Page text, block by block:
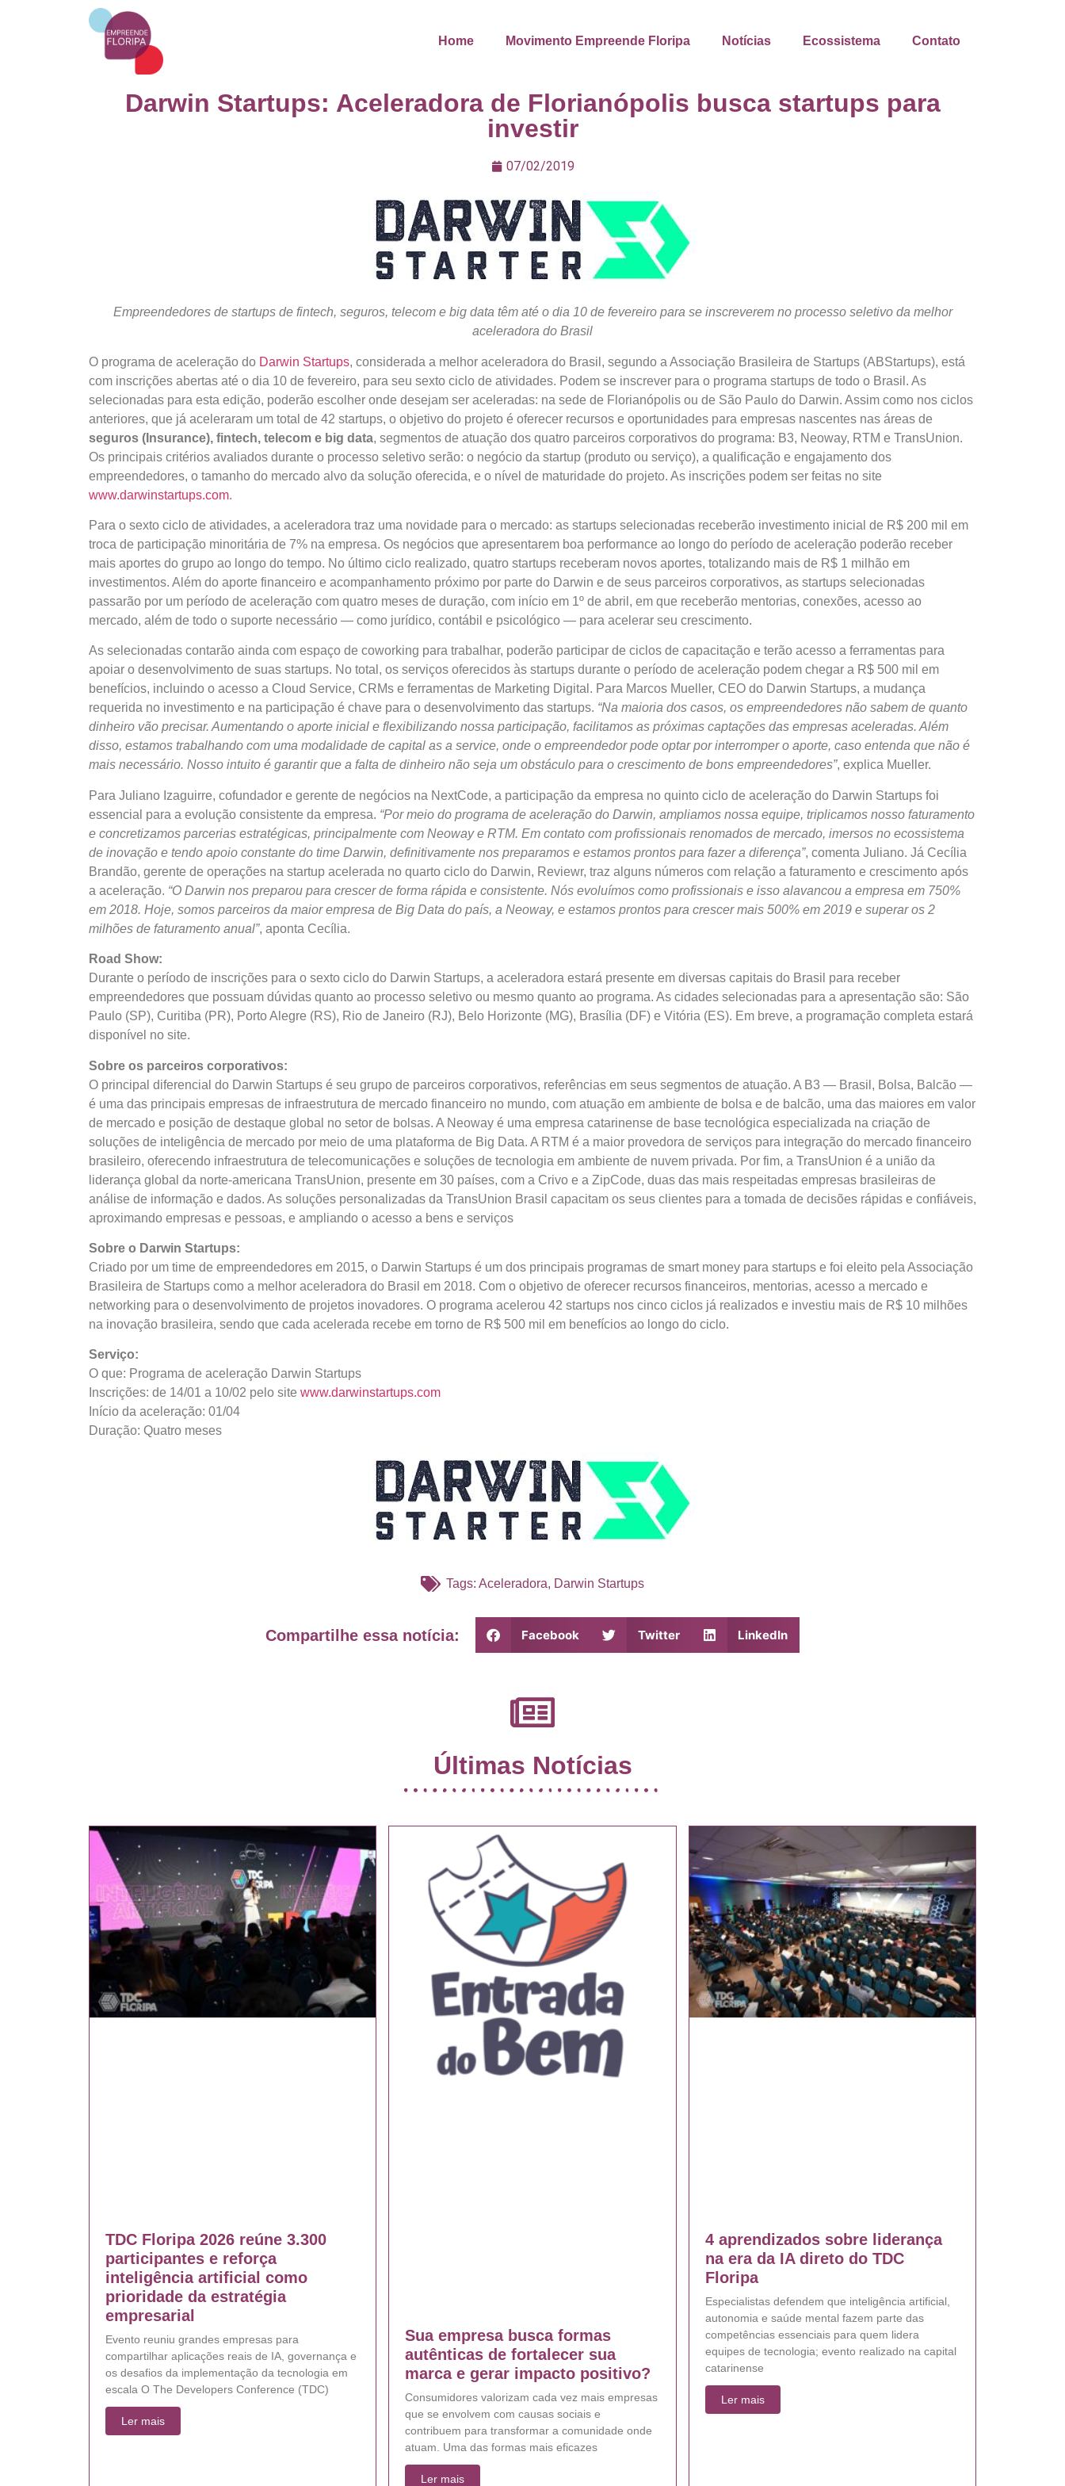
Home Movimento Empreende Floripa Notícias Ecossistema Contato
Darwin Startups: Aceleradora de Florianópolis busca startups para
investir
07/02/2019
Empreendedores de startups de fintech, seguros, telecom e big data têm até o dia 10 de fevereiro para se inscreverem no processo seletivo da melhor
aceleradora do Brasil
O programa de aceleração do Darwin Startups, considerada a melhor aceleradora do Brasil, segundo a Associação Brasileira de Startups (ABStartups), está
com inscrições abertas até o dia 10 de fevereiro, para seu sexto ciclo de atividades. Podem se inscrever para o programa startups de todo o Brasil. As
selecionadas para esta edição, poderão escolher onde desejam ser aceleradas: na sede de Florianópolis ou de São Paulo do Darwin. Assim como nos ciclos
anteriores, que já aceleraram um total de 42 startups, o objetivo do projeto é oferecer recursos e oportunidades para empresas nascentes nas áreas de
seguros (Insurance), fintech, telecom e big data, segmentos de atuação dos quatro parceiros corporativos do programa: B3, Neoway, RTM e TransUnion.
Os principais critérios avaliados durante o processo seletivo serão: o negócio da startup (produto ou serviço), a qualificação e engajamento dos
empreendedores, o tamanho do mercado alvo da solução oferecida, e o nível de maturidade do projeto. As inscrições podem ser feitas no site
www.darwinstartups.com.
Para o sexto ciclo de atividades, a aceleradora traz uma novidade para o mercado: as startups selecionadas receberão investimento inicial de R$ 200 mil em
troca de participação minoritária de 7% na empresa. Os negócios que apresentarem boa performance ao longo do período de aceleração poderão receber
mais aportes do grupo ao longo do tempo. No último ciclo realizado, quatro startups receberam novos aportes, totalizando mais de R$ 1 milhão em
investimentos. Além do aporte financeiro e acompanhamento próximo por parte do Darwin e de seus parceiros corporativos, as startups selecionadas
passarão por um período de aceleração com quatro meses de duração, com início em 1º de abril, em que receberão mentorias, conexões, acesso ao
mercado, além de todo o suporte necessário — como jurídico, contábil e psicológico — para acelerar seu crescimento.
As selecionadas contarão ainda com espaço de coworking para trabalhar, poderão participar de ciclos de capacitação e terão acesso a ferramentas para
apoiar o desenvolvimento de suas startups. No total, os serviços oferecidos às startups durante o período de aceleração podem chegar a R$ 500 mil em
benefícios, incluindo o acesso a Cloud Service, CRMs e ferramentas de Marketing Digital. Para Marcos Mueller, CEO do Darwin Startups, a mudança
requerida no investimento e na participação é chave para o desenvolvimento das startups. “Na maioria dos casos, os empreendedores não sabem de quanto
dinheiro vão precisar. Aumentando o aporte inicial e flexibilizando nossa participação, facilitamos as próximas captações das empresas aceleradas. Além
disso, estamos trabalhando com uma modalidade de capital as a service, onde o empreendedor pode optar por interromper o aporte, caso entenda que não é
mais necessário. Nosso intuito é garantir que a falta de dinheiro não seja um obstáculo para o crescimento de bons empreendedores”, explica Mueller.
Para Juliano Izaguirre, cofundador e gerente de negócios na NextCode, a participação da empresa no quinto ciclo de aceleração do Darwin Startups foi
essencial para a evolução consistente da empresa. “Por meio do programa de aceleração do Darwin, ampliamos nossa equipe, triplicamos nosso faturamento
e concretizamos parcerias estratégicas, principalmente com Neoway e RTM. Em contato com profissionais renomados de mercado, imersos no ecossistema
de inovação e tendo apoio constante do time Darwin, definitivamente nos preparamos e estamos prontos para fazer a diferença”, comenta Juliano. Já Cecília
Brandão, gerente de operações na startup acelerada no quarto ciclo do Darwin, Reviewr, traz alguns números com relação a faturamento e crescimento após
a aceleração. “O Darwin nos preparou para crescer de forma rápida e consistente. Nós evoluímos como profissionais e isso alavancou a empresa em 750%
em 2018. Hoje, somos parceiros da maior empresa de Big Data do país, a Neoway, e estamos prontos para crescer mais 500% em 2019 e superar os 2
milhões de faturamento anual”, aponta Cecília.
Road Show:
Durante o período de inscrições para o sexto ciclo do Darwin Startups, a aceleradora estará presente em diversas capitais do Brasil para receber
empreendedores que possuam dúvidas quanto ao processo seletivo ou mesmo quanto ao programa. As cidades selecionadas para a apresentação são: São
Paulo (SP), Curitiba (PR), Porto Alegre (RS), Rio de Janeiro (RJ), Belo Horizonte (MG), Brasília (DF) e Vitória (ES). Em breve, a programação completa estará
disponível no site.
Sobre os parceiros corporativos:
O principal diferencial do Darwin Startups é seu grupo de parceiros corporativos, referências em seus segmentos de atuação. A B3 — Brasil, Bolsa, Balcão —
é uma das principais empresas de infraestrutura de mercado financeiro no mundo, com atuação em ambiente de bolsa e de balcão, uma das maiores em valor
de mercado e posição de destaque global no setor de bolsas. A Neoway é uma empresa catarinense de base tecnológica especializada na criação de
soluções de inteligência de mercado por meio de uma plataforma de Big Data. A RTM é a maior provedora de serviços para integração do mercado financeiro
brasileiro, oferecendo infraestrutura de telecomunicações e soluções de tecnologia em ambiente de nuvem privada. Por fim, a TransUnion é a união da
liderança global da norte-americana TransUnion, presente em 30 países, com a Crivo e a ZipCode, duas das mais respeitadas empresas brasileiras de
análise de informação e dados. As soluções personalizadas da TransUnion Brasil capacitam os seus clientes para a tomada de decisões rápidas e confiáveis,
aproximando empresas e pessoas, e ampliando o acesso a bens e serviços
Sobre o Darwin Startups:
Criado por um time de empreendedores em 2015, o Darwin Startups é um dos principais programas de smart money para startups e foi eleito pela Associação
Brasileira de Startups como a melhor aceleradora do Brasil em 2018. Com o objetivo de oferecer recursos financeiros, mentorias, acesso a mercado e
networking para o desenvolvimento de projetos inovadores. O programa acelerou 42 startups nos cinco ciclos já realizados e investiu mais de R$ 10 milhões
na inovação brasileira, sendo que cada acelerada recebe em torno de R$ 500 mil em benefícios ao longo do ciclo.
Serviço:
O que: Programa de aceleração Darwin Startups
Inscrições: de 14/01 a 10/02 pelo site www.darwinstartups.com
Início da aceleração: 01/04
Duração: Quatro meses
Tags: Aceleradora, Darwin Startups
Compartilhe essa notícia: Facebook Twitter LinkedIn
Últimas Notícias
TDC Floripa 2026 reúne 3.300
participantes e reforça
inteligência artificial como
prioridade da estratégia
empresarial
Evento reuniu grandes empresas para
compartilhar aplicações reais de IA, governança e
os desafios da implementação da tecnologia em
escala O The Developers Conference (TDC)
Ler mais
Sua empresa busca formas
autênticas de fortalecer sua
marca e gerar impacto positivo?
Consumidores valorizam cada vez mais empresas
que se envolvem com causas sociais e
contribuem para transformar a comunidade onde
atuam. Uma das formas mais eficazes
Ler mais
4 aprendizados sobre liderança
na era da IA direto do TDC
Floripa
Especialistas defendem que inteligência artificial,
autonomia e saúde mental fazem parte das
competências essenciais para quem lidera
equipes de tecnologia; evento realizado na capital
catarinense
Ler mais